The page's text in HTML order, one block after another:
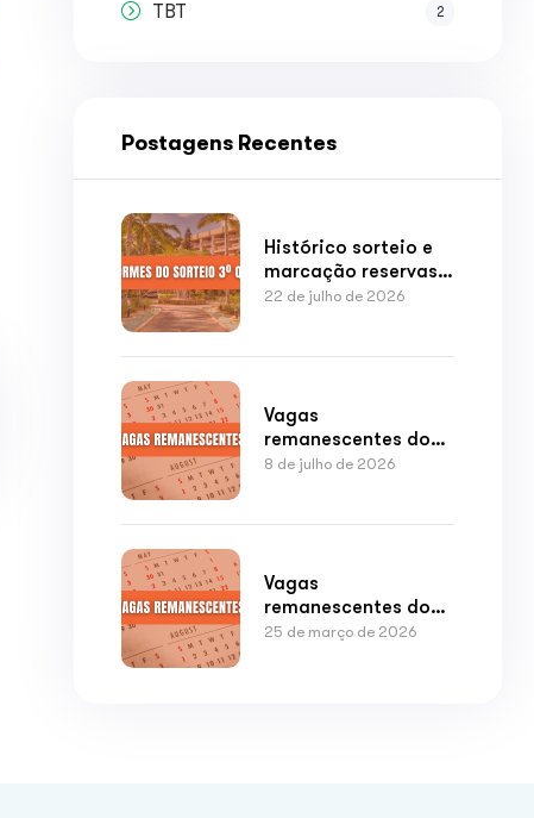
TBT 2
Postagens Recentes
Histórico sorteio e
marcação reservas
3º quadrimestre
22 de julho de 2026
Vagas
remanescentes do
3º quadrimestre de
8 de julho de 2026
Vagas
remanescentes do
2º quadrimestre de
25 de março de 2026